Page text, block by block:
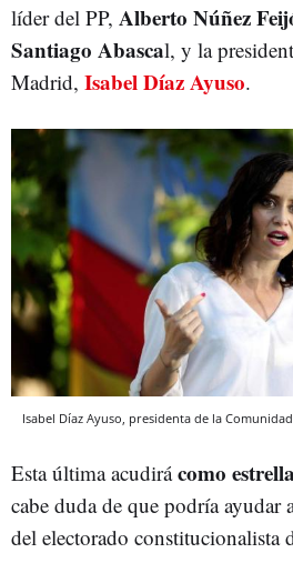
líder del PP, Alberto Núñez
Santiago Abascal, y la
Madrid, Isabel Díaz Ayuso.
Isabel Díaz Ayuso, presidenta de la
Esta última acudirácomo
cabe duda de que podría ayudar
del electorado constitucionalista